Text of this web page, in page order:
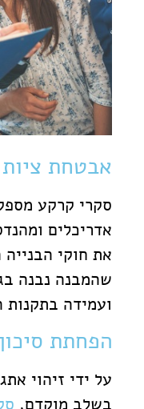
אבטחת ציות
סקרי קרקע
אדריכלים
את חוקי
שהמבנה נבנה
ועמידה בתקנות
הפחתת סיכון
על ידי זיהוי